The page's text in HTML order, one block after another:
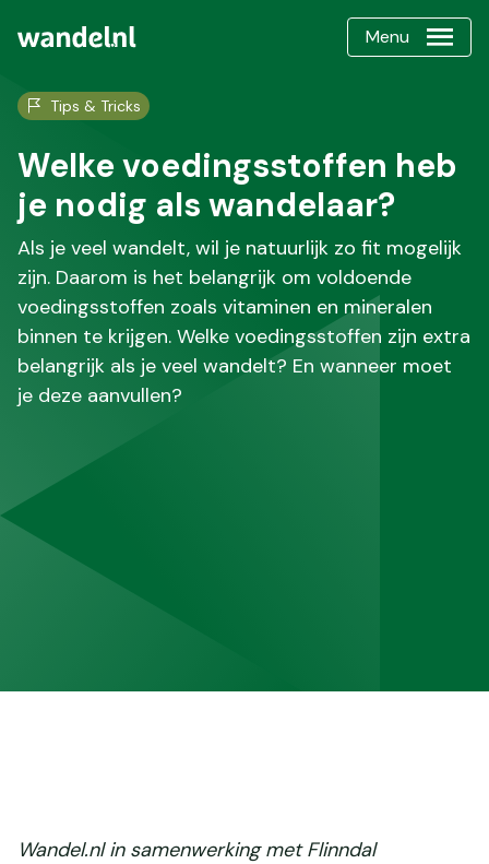
Menu
Tips & Tricks
Welke voedingsstoffen heb
je nodig als wandelaar?
Als je veel wandelt, wil je natuurlijk zo fit mogelijk
zijn. Daarom is het belangrijk om voldoende
voedingsstoffen zoals vitaminen en mineralen
binnen te krijgen. Welke voedingsstoffen zijn extra
belangrijk als je veel wandelt? En wanneer moet
je deze aanvullen?
Wandel.nl in samenwerking met Flinndal